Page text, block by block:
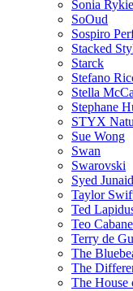
Sonia
SoOud
Sospiro
Stacked
Starck
Stefano
Stella
Stephane
STYX
Sue Wong
Swan
Swarovski
Syed
Taylor
Ted
Teo
Terry de
The
The
The House